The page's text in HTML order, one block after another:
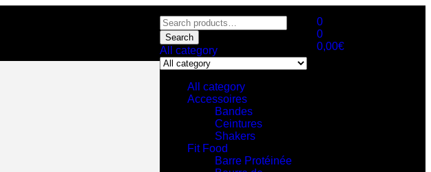
Search
All category
All category
Accessoires
Bandes
Ceintures
Shakers
Fit Food
Barre Protéinée
0
0
0,00€